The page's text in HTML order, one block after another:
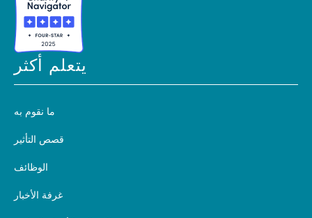
يتعلم أكثر
ما نقوم به
قصص التأثير
الوظائف
غرفة الأخبار